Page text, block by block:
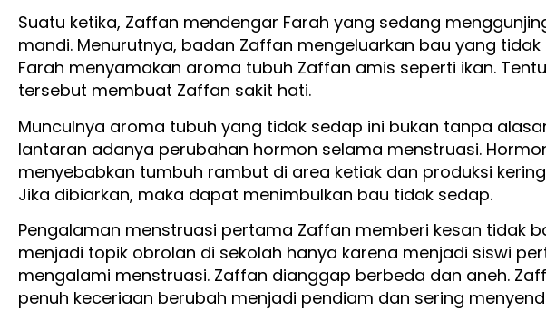
Suatu ketika, Zaffan mendengar Farah yang sedang
mandi. Menurutnya, badan Zaffan mengeluarkan bau yang tidak
Farah menyamakan aroma tubuh Zaffan amis seperti ikan.
tersebut membuat Zaffan sakit hati.
Munculnya aroma tubuh yang tidak sedap ini bukan tanpa
lantaran adanya perubahan hormon selama menstruasi.
menyebabkan tumbuh rambut di area ketiak dan produksi
Jika dibiarkan, maka dapat menimbulkan bau tidak sedap.
Pengalaman menstruasi pertama Zaffan memberi kesan tidak
menjadi topik obrolan di sekolah hanya karena menjadi siswi
mengalami menstruasi. Zaffan dianggap berbeda dan aneh.
penuh keceriaan berubah menjadi pendiam dan sering